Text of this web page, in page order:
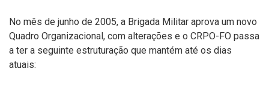
No mês de junho de 2005, a Brigada Militar aprova um novo
Quadro Organizacional, com alterações e o CRPO-FO passa
a ter a seguinte estruturação que mantém até os dias
atuais: